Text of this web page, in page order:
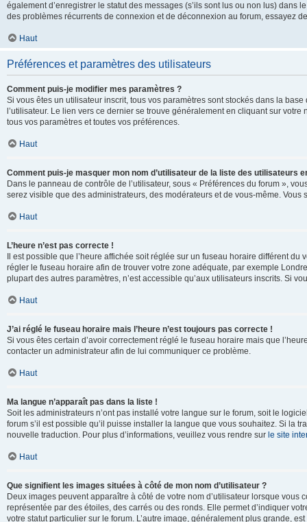
également d’enregistrer le statut des messages (s’ils sont lus ou non lus)
des problèmes récurrents de connexion et de déconnexion au forum, essayez
Haut
Préférences et paramètres des utilisateurs
Comment puis-je modifier mes paramètres ?
Si vous êtes un utilisateur inscrit, tous vos paramètres sont stockés dans la
l’utilisateur. Le lien vers ce dernier se trouve généralement en cliquant sur
tous vos paramètres et toutes vos préférences.
Haut
Comment puis-je masquer mon nom d’utilisateur de la liste des utilisateurs
Dans le panneau de contrôle de l’utilisateur, sous « Préférences du forum »,
serez visible que des administrateurs, des modérateurs et de vous-même.
Haut
L’heure n’est pas correcte !
Il est possible que l’heure affichée soit réglée sur un fuseau horaire différent
régler le fuseau horaire afin de trouver votre zone adéquate, par exemple
plupart des autres paramètres, n’est accessible qu’aux utilisateurs inscrits. Si
Haut
J’ai réglé le fuseau horaire mais l’heure n’est toujours pas correcte !
Si vous êtes certain d’avoir correctement réglé le fuseau horaire mais que
contacter un administrateur afin de lui communiquer ce problème.
Haut
Ma langue n’apparaît pas dans la liste !
Soit les administrateurs n’ont pas installé votre langue sur le forum, soit le
forum s’il est possible qu’il puisse installer la langue que vous souhaitez. Si la
nouvelle traduction. Pour plus d’informations, veuillez vous rendre sur le site
Haut
Que signifient les images situées à côté de mon nom d’utilisateur ?
Deux images peuvent apparaître à côté de votre nom d’utilisateur lorsque
représentée par des étoiles, des carrés ou des ronds. Elle permet d’indiquer
votre statut particulier sur le forum. L’autre image, généralement plus grande,